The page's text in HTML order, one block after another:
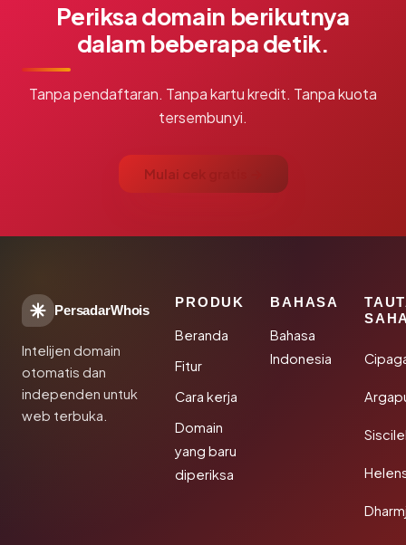
Periksa domain berikutnya
dalam beberapa detik.
Tanpa pendaftaran. Tanpa kartu kredit. Tanpa kuota
tersembunyi.
Mulai cek gratis →
PersadarWhois
Intelijen domain
otomatis dan
independen untuk
web terbuka.
PRODUK
Beranda
Fitur
Cara kerja
Domain
yang baru
diperiksa
BAHASA
Bahasa
Indonesia